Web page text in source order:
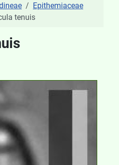
Epithemiaceae
tenuis